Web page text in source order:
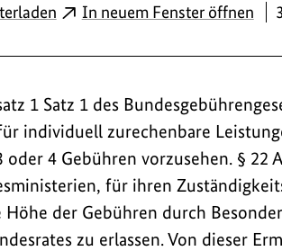
PDFIn neuem Fenster öffnen
1 Satz 1 des
individuell zurechenbare
oder 4 Gebühren vorzusehen. § 22
für ihren
Höhe der Gebühren durch
zu erlassen. Von dieser